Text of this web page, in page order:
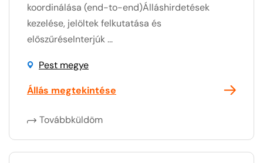
koordinálása (end-to-end)Álláshirdetések
kezelése, jelöltek felkutatása és
előszűréseInterjúk ...
Pest megye
Állás megtekintése
Továbbküldöm